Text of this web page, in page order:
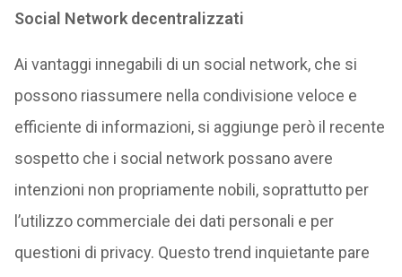
Social Network decentralizzati
Ai vantaggi innegabili di un social network, che si
possono riassumere nella condivisione veloce e
efficiente di informazioni, si aggiunge però il recente
sospetto che i social network possano avere
intenzioni non propriamente nobili, soprattutto per
l’utilizzo commerciale dei dati personali e per
questioni di privacy. Questo trend inquietante pare